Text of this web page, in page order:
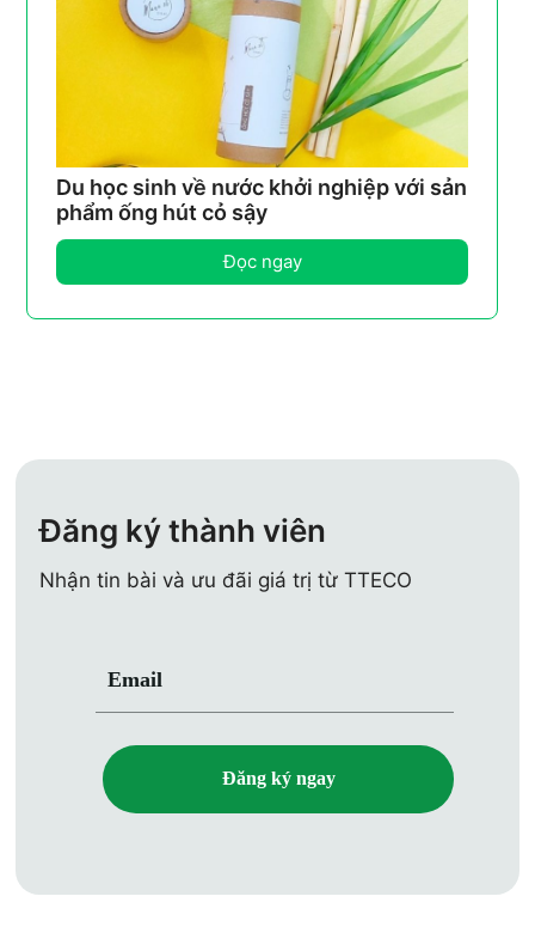
Du học sinh về nước khởi nghiệp với sản
phẩm ống hút cỏ sậy
Đọc ngay
Đăng ký thành viên
Nhận tin bài và ưu đãi giá trị từ TTECO
Đăng ký ngay